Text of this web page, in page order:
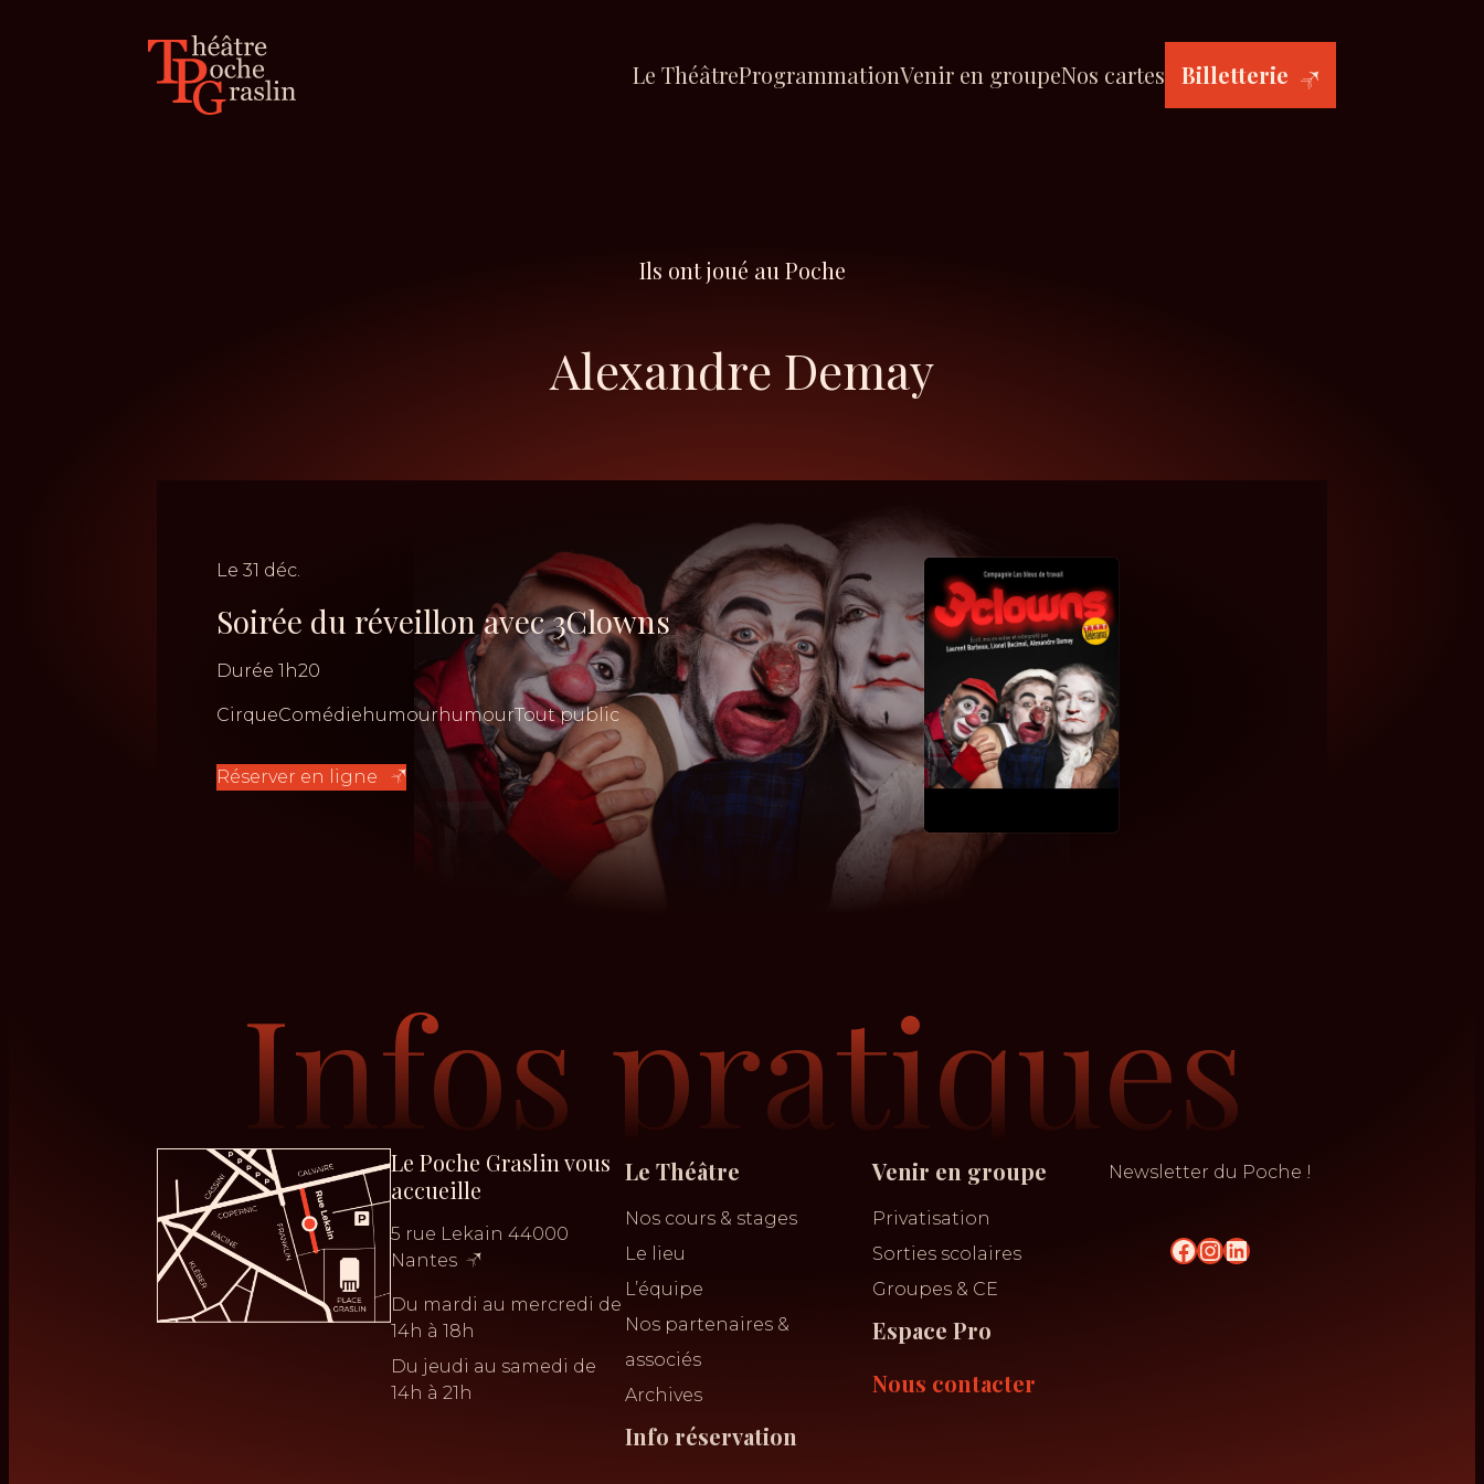
Le ThéâtreProgrammationVenir en groupeNos cartes Billetterie
Ils ont joué au Poche
Alexandre Demay
Le31 déc.
Soirée du réveillon avec 3Clowns
Durée 1h20
CirqueComédiehumourhumourTout public
Réserver en ligne
Infos pratiques
Le Poche Graslin vous
accueille
5 rue Lekain 44000
Nantes
Du mardi au mercredi de
14h à 18h
Du jeudi au samedi de
14h à 21h
Le Théâtre
Nos cours & stages
Le lieu
L’équipe
Nos partenaires &
associés
Archives
Info réservation
Venir en groupe
Privatisation
Sorties scolaires
Groupes & CE
Espace Pro
Nous contacter
Newsletter du Poche !